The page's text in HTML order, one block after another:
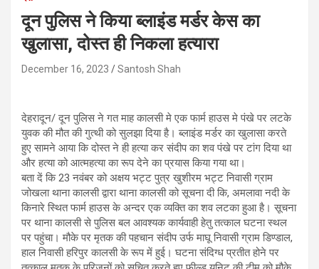
दून पुलिस ने किया ब्लाइंड मर्डर केस का
खुलासा, दोस्त ही निकला हत्यारा
December 16, 2023 Santosh Shah
देहरादून/ दून पुलिस ने गत माह कालसी मे एक फार्म हाउस मे पंखे पर लटके
युवक की मौत की गुत्थी को सुलझा दिया है। ब्लाइंड मर्डर का खुलासा करते
हुए सामने आया कि दोस्त ने ही हत्या कर संदीप का शव पंखे पर टांग दिया था
और हत्या को आत्महत्या का रूप देने का प्रयास किया गया था।
बता दें कि 23 नवंबर को अक्षय भट्ट पुत्र खुशीरम भट्ट निवासी ग्राम
जोखला थाना कालसी द्वारा थाना कालसी को सूचना दी कि, अमलावा नदी के
किनारे स्थित फार्म हाउस के अन्दर एक व्यक्ति का शव लटका हुआ है। सूचना
पर थाना कालसी से पुलिस बल आवश्यक कार्यवाही हेतु तत्काल घटना स्थल
पर पहुंचा। मौके पर मृतक की पहचान संदीप उर्फ माघू निवासी ग्राम डिण्डाल,
हाल निवासी हरिपुर कालसी के रूप में हुई। घटना संदिग्ध प्रतीत होने पर